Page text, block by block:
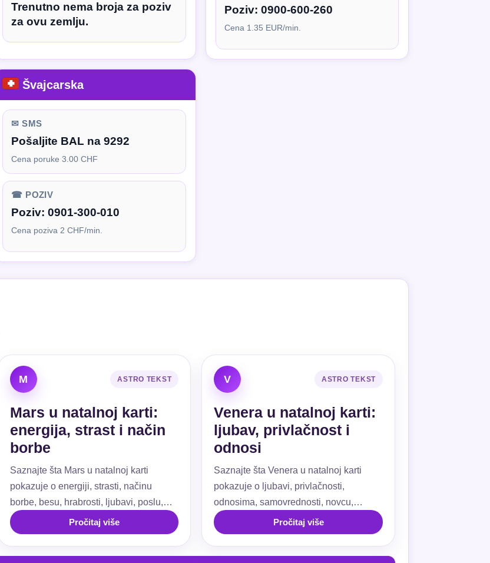
Trenutno nema broja za poziv
za ovu zemlju.
Poziv: 0900-600-260
Cena 1.35 EUR/min.
Švajcarska
✉ SMS
Pošaljite BAL na 9292
Cena poruke 3.00 CHF
☎ POZIV
Poziv:0901-300-010
Cena poziva 2 CHF/min.
M ASTRO TEKST
Mars u natalnoj karti:
energija, strast i način
borbe
Saznajte šta Mars u natalnoj karti
pokazuje o energiji, strasti, načinu
borbe, besu, hrabrosti, ljubavi, poslu,
granicama i akciji.Pročitaj više
V ASTRO TEKST
Venera u natalnoj karti:
ljubav, privlačnost i
odnosi
Saznajte šta Venera u natalnoj karti
pokazuje o ljubavi, privlačnosti,
odnosima, samovrednosti, novcu,
uživanju, kućama i aspektima.
Pročitaj više